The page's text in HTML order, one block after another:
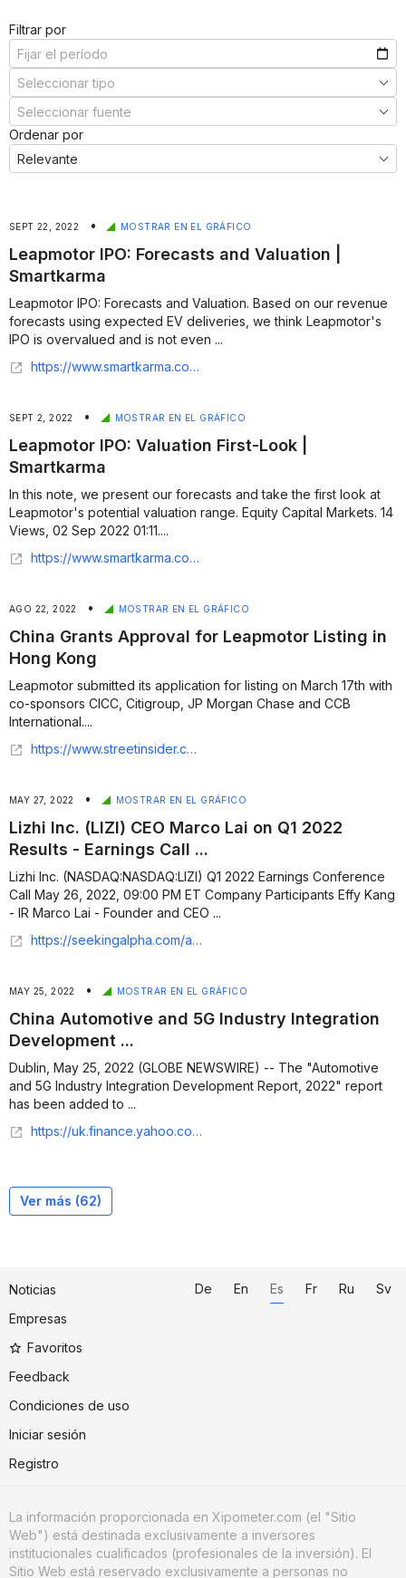
Filtrar por
Ordenar por
SEPT 22, 2022 • MOSTRAR EN EL GRÁFICO
Leapmotor IPO: Forecasts and Valuation |
Smartkarma
Leapmotor IPO: Forecasts and Valuation. Based on our revenue
forecasts using expected EV deliveries, we think Leapmotor's
IPO is overvalued and is not even ...
https://www.smartkarma.com/insights/leapmotor-ipo-forecasts-and-valuation
SEPT 2, 2022 • MOSTRAR EN EL GRÁFICO
Leapmotor IPO: Valuation First-Look |
Smartkarma
In this note, we present our forecasts and take the first look at
Leapmotor's potential valuation range. Equity Capital Markets. 14
Views, 02 Sep 2022 01:11....
https://www.smartkarma.com/insights/leapmotor-ipo-valuation-first-look
AGO 22, 2022 • MOSTRAR EN EL GRÁFICO
China Grants Approval for Leapmotor Listing in
Hong Kong
Leapmotor submitted its application for listing on March 17th with
co-sponsors CICC, Citigroup, JP Morgan Chase and CCB
International....
https://www.streetinsider.com/Hot+List/China+Grants+Approval+for+Leapmotor+Listing+in+Hong+Kong/20493860.html
MAY 27, 2022 • MOSTRAR EN EL GRÁFICO
Lizhi Inc. (LIZI) CEO Marco Lai on Q1 2022
Results - Earnings Call ...
Lizhi Inc. (NASDAQ:NASDAQ:LIZI) Q1 2022 Earnings Conference
Call May 26, 2022, 09:00 PM ET Company Participants Effy Kang
- IR Marco Lai - Founder and CEO ...
https://seekingalpha.com/article/4514916-lizhi-inc-lizi-ceo-marco-lai-on-q1-2022-results-earnings-call-transcript
MAY 25, 2022 • MOSTRAR EN EL GRÁFICO
China Automotive and 5G Industry Integration
Development ...
Dublin, May 25, 2022 (GLOBE NEWSWIRE) -- The "Automotive
and 5G Industry Integration Development Report, 2022" report
has been added to ...
https://uk.finance.yahoo.com/news/china-automotive-5g-industry-integration-082300978.html
Ver más (62)
Noticias
Empresas
Favoritos
Feedback
Condiciones de uso
Iniciar sesión
Registro
De En Es Fr Ru Sv
La información proporcionada en Xipometer.com (el "Sitio
Web") está destinada exclusivamente a inversores
institucionales cualificados (profesionales de la inversión). El
Sitio Web está reservado exclusivamente a personas no